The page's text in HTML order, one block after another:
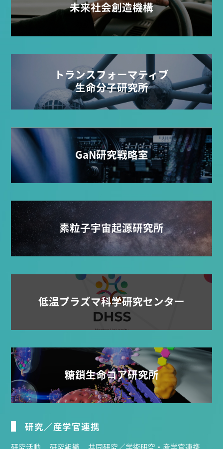
未来社会創造機構
トランスフォーマティブ
生命分子研究所
GaN研究戦略室
素粒子宇宙起源研究所
低温プラズマ科学研究センター
糖鎖生命コア研究所
研究／産学官連携
研究活動 研究組織 共同研究／学術研究・産学官連携